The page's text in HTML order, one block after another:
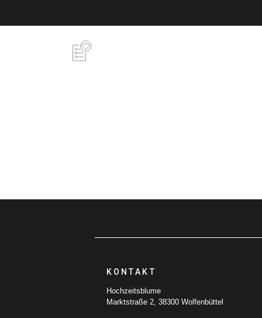
KONTAKT
Hochzeitsblume
Marktstraße 2, 38300 Wolfenbüttel